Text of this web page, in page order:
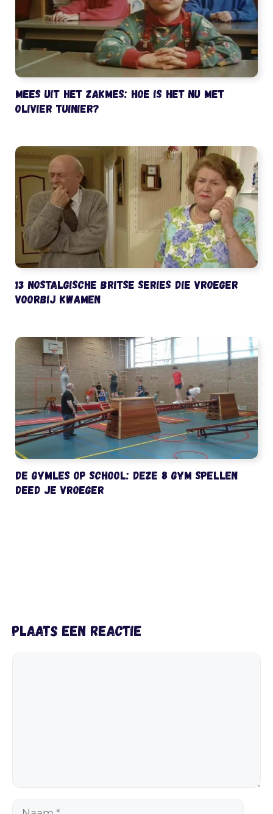
Mees uit het Zakmes: hoe is het nu met
Olivier Tuinier?
13 nostalgische Britse series die vroeger
voorbij kwamen
De gymles op school: deze 8 gym spellen
deed je vroeger
Plaats een reactie
Naam